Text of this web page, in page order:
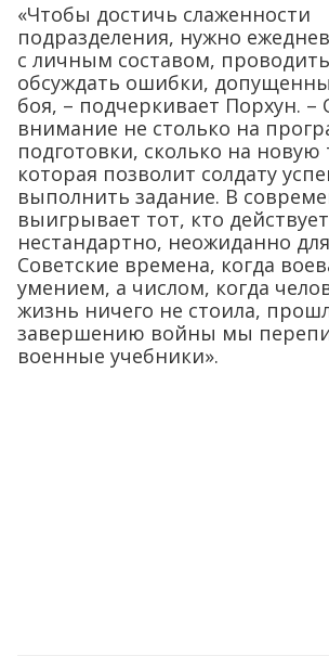
«Чтобы достичь слаженности
подразделения, нужно
с личным составом,
обсуждать ошибки,
боя, – подчеркивает Порхун.
внимание не столько на
подготовки, сколько на новую
которая позволит солдату
выполнить задание. В
выигрывает тот, кто действует
нестандартно, неожиданно
Советские времена, когда
умением, а числом, когда
жизнь ничего не стоила,
завершению войны мы
военные учебники».